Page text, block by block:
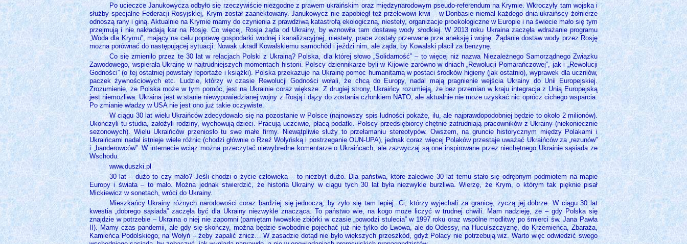
Po ucieczce Janukowycza odbyło się rzeczywiście niezgodne z prawem ukraińskim oraz międzynarodowym pseudo-referendum na Krymie. Wkroczyły tam wojska i
służby specjalne Federacji Rosyjskiej, Krym został zaanektowany. Janukowycz nie zapobiegł też przelewowi krwi – w Donbasie niemal każdego dnia ukraińscy żołnierze
odnoszą rany i giną. Aktualnie na Krymie mamy do czynienia z prawdziwą katastrofą ekologiczną, niestety, organizacje proekologiczne w Europie i na świecie mało się tym
przejmują i nie nakładają kar na Rosję. Co więcej, Rosja żąda od Ukrainy, by wznowiła tam dostawę wody słodkiej. W 2013 roku Ukraina zaczęła wdrażanie programu
„Woda dla Krymu”, mający na celu poprawę gospodarki wodnej i kanalizacyjnej, niestety, prace zostały przerwane prze aneksję i wojnę. Żądanie dostaw wody przez Rosję
można porównać do następującej sytuacji: Nowak ukradł Kowalskiemu samochód i jeździ nim, ale żąda, by Kowalski płacił za benzynę.
Co się zmieniło przez te 30 lat w relacjach Polski z Ukrainą? Polska, dla której słowo „Solidarność” – to więcej niż nazwa Niezależnego Samorządnego Związku
Zawodowego, wspierała Ukrainę w najtrudniejszych momentach historii. Polscy dziennikarze byli w Kijowie zarówno w dniach „Rewolucji Pomarańczowej”, jak i „Rewolucji
Godności” (o tej ostatniej powstały reportaże i książki). Polska przekazuje na Ukrainę pomoc humanitarną w postaci środków higieny (jak ostatnio), wyprawek dla uczniów,
paczek żywnościowych etc. Ludzie, którzy w czasie Rewolucji Godności wołali, że chcą do Europy, nadal mają pragnienie wejścia Ukrainy do Unii Europejskiej.
Zrozumienie, że Polska może w tym pomóc, jest na Ukrainie coraz większe. Z drugiej strony, Ukraińcy rozumieją, że bez przemian w kraju integracja z Unią Europejską
jest niemożliwa. Ukraina jest w stanie niewypowiedzianej wojny z Rosją i dąży do zostania członkiem NATO, ale aktualnie nie może uzyskać nic oprócz cichego wsparcia.
Po zmianie władzy w USA nie jest ono już takie oczywiste.
W ciągu 30 lat wielu Ukraińców zdecydowało się na pozostanie w Polsce (najnowszy spis ludności pokaże, ilu, ale najprawdopodobniej będzie to około 2 milionów).
Ukończyli tu studia, założyli rodziny, wychowują dzieci. Pracują uczciwie, płacą podatki. Polscy przedsiębiorcy chętnie zatrudniają pracowników z Ukrainy (niekoniecznie
sezonowych). Wielu Ukraińców przeniosło tu swe małe firmy. Niewątpliwie służy to przełamaniu stereotypów. Owszem, na gruncie historycznym między Polakami i
Ukraińcami nadal istnieje wiele różnic (chodzi głównie o Rzeź Wołyńską i postrzeganie OUN-UPA), jednak coraz więcej Polaków przestaje uważać Ukraińców za „rezunów”
i „banderowców”. W internecie wciąż można przeczytać niewybredne komentarze o Ukraińcach, ale zazwyczaj są one inspirowane przez niechętnego Ukrainie sąsiada ze
Wschodu.
www.duszki.pl
30 lat – dużo to czy mało? Jeśli chodzi o życie człowieka – to niezbyt dużo. Dla państwa, które zaledwie 30 lat temu stało się odrębnym podmiotem na mapie
Europy i świata – to mało. Można jednak stwierdzić, że historia Ukrainy w ciągu tych 30 lat była niezwykle burzliwa. Wierzę, że Krym, o którym tak pięknie pisał
Mickiewicz w sonetach, wróci do Ukrainy.
Mieszkańcy Ukrainy różnych narodowości coraz bardziej się jednoczą, by żyło się tam lepiej. Ci, którzy wyjechali za granicę, życzą jej dobrze. W ciągu 30 lat
kwestia „dobrego sąsiada” zaczęła być dla Ukrainy niezwykle znacząca. To państwo wie, na kogo może liczyć w trudnej chwili. Mam nadzieję, że – gdy Polska się
znajdzie w potrzebie – Ukraina o niej nie zapomni (pamiętam lwowskie zbiórki w czasie „powodzi stulecia” w 1997 roku oraz wspólne modlitwy po śmierci św. Jana Pawła
II). Mamy czas pandemii, ale gdy się skończy, można będzie swobodnie pojechać już nie tylko do Lwowa, ale do Odessy, na Huculszczyznę, do Krzemieńca, Zbaraża,
Kamieńca Podolskiego, na Wołyń – żeby zapalić znicz… W zasadzie dotąd nie było większych przeszkód, gdyż Polacy nie potrzebują wiz. Warto więc odwiedzić swego